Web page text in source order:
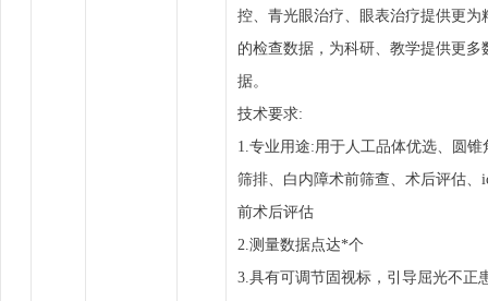
控、青光眼治疗、眼表治疗提供更为
的检查数据，为科研、教学提供更多
据。
技术要求:
1.专业用途:用于人工品体优选、圆锥
筛排、白内障术前筛查、术后评估、
前术后评估
2.测量数据点达*个
3.具有可调节固视标，引导屈光不正